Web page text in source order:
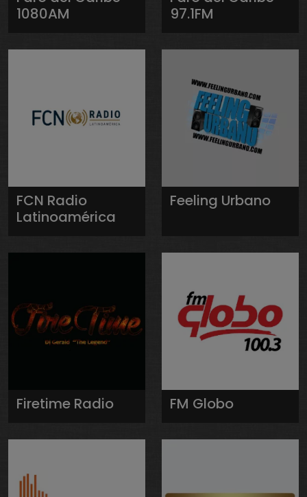
1080AM
97.1FM
FCN Radio
Latinoamérica
Feeling Urbano
Firetime Radio FM Globo